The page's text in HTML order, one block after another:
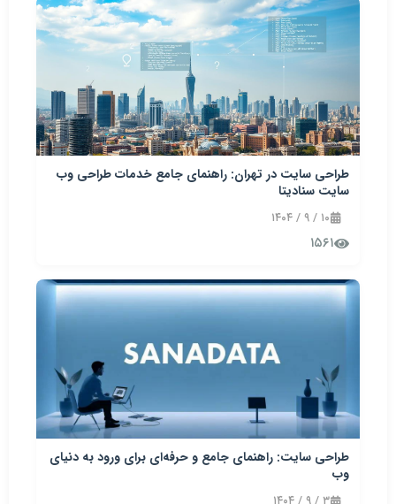
طراحی سایت در تهران: راهنمای جامع خدمات طراحی وب
سایت سنادیتا
۱۰ / ۹ / ۱۴۰۴
۱۵۶۱
طراحی سایت: راهنمای جامع و حرفه‌ای برای ورود به دنیای
وب